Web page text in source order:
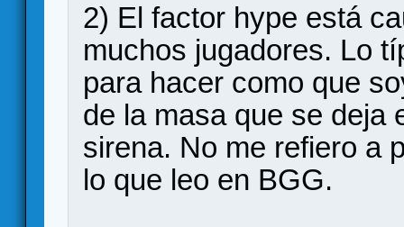
2) El factor hype está
muchos jugadores. Lo
para hacer como que
de la masa que se deja
sirena. No me refiero a
lo que leo en BGG.